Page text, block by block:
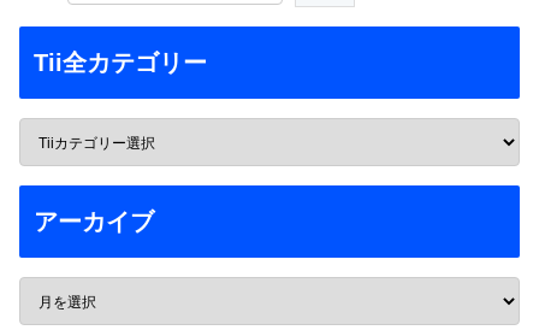
Tii全カテゴリー
アーカイブ